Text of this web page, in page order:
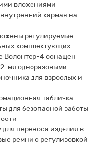
вложениями
карман на
регулируемые
комплектующих
Волонтер-4 оснащен
мя одноразовыми
для взрослых и
табличка
для безопасной работы
переноса изделия в
ремни с регулировкой